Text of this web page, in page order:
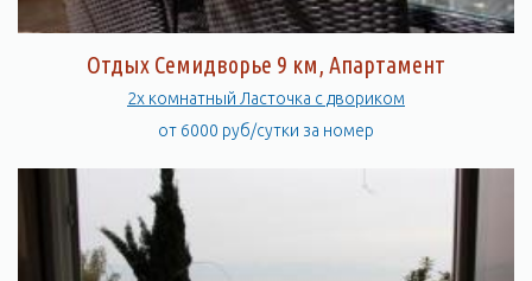
Отдых Семидворье 9 км, Апартамент
2х комнатный Ласточка с двориком
от 6000 руб/сутки за номер